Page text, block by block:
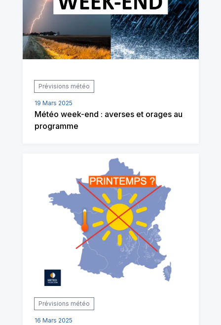
Prévisions météo
19 Mars 2025
Météo week-end : averses et orages au
programme
Prévisions météo
16 Mars 2025